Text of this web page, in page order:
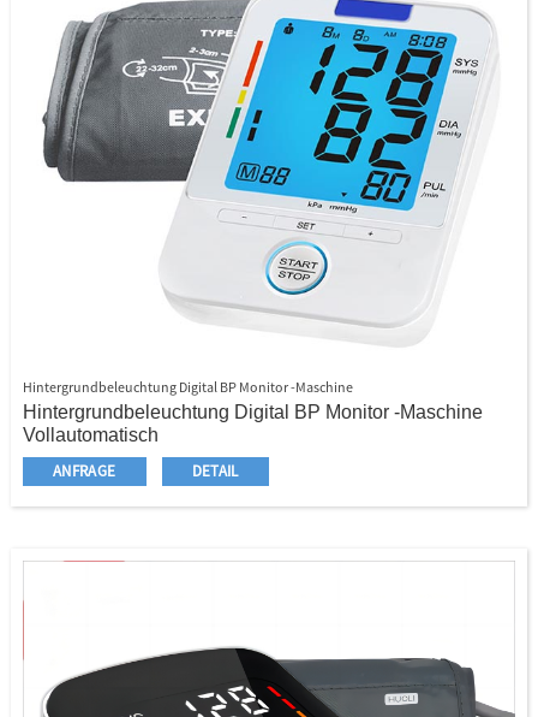
Hintergrundbeleuchtung Digital BP Monitor -Maschine
Hintergrundbeleuchtung Digital BP Monitor -Maschine
Vollautomatisch
Oberarmstil
Extra große LCD -Größe
Blaue Farb Hintergrundbeleuchtung für LCD und Taste
ANFRAGE DETAIL